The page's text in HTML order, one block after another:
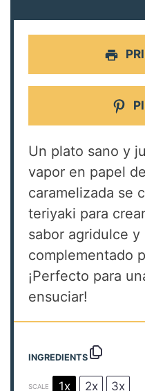
Un plato sano y
vapor en papel
caramelizada se
teriyaki para
sabor agridulce y
complementado
¡Perfecto para
ensuciar!
INGREDIENTS
SCALE 1x 2x 3x